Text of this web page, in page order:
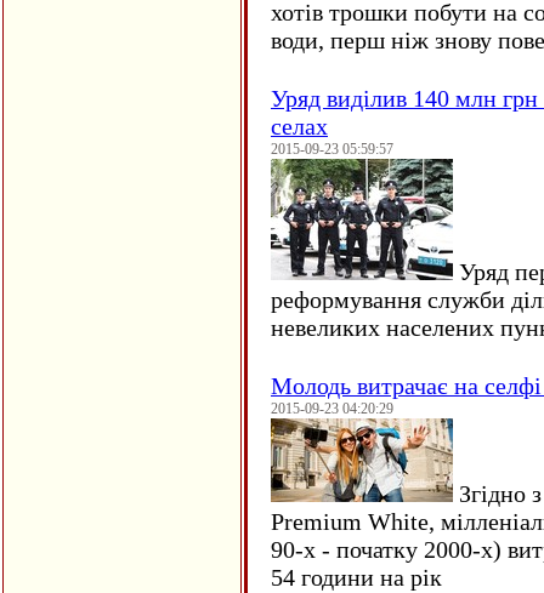
хотів трошки побути на
води, перш ніж знову
Уряд виділив 140 млн
селах
2015-09-23 05:59:57
Уряд
реформування служби
невеликих населених
Молодь витрачає на
2015-09-23 04:20:29
Згідно
Premium White,
90-х - початку 2000-х)
54 години на рік